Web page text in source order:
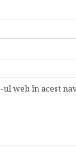
ul web în acest